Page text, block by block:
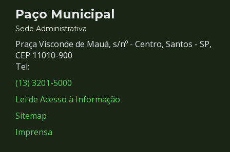
Contato
e
Redes
Sociais
Paço Municipal
Sede Administrativa
Praça Visconde de Mauá, s/nº - Centro, Santos - SP,
CEP 11010-900
Tel:
(13) 3201-5000
Lei de Acesso à Informação
Sitemap
Imprensa